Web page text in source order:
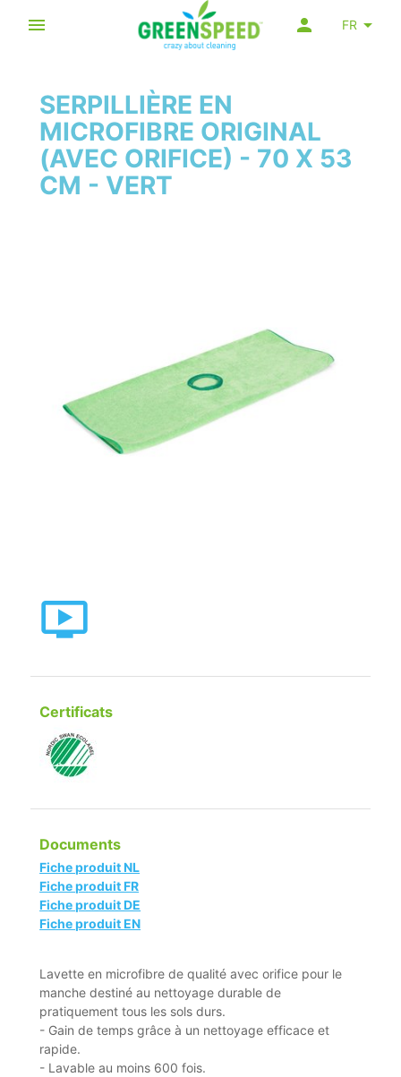
FR
SERPILLIÈRE EN
MICROFIBRE ORIGINAL
(AVEC ORIFICE) - 70 X 53
CM - VERT
Certificats
Documents
Fiche produit NL
Fiche produit FR
Fiche produit DE
Fiche produit EN
Lavette en microfibre de qualité avec orifice pour le
manche destiné au nettoyage durable de
pratiquement tous les sols durs.
- Gain de temps grâce à un nettoyage efficace et
rapide.
- Lavable au moins 600 fois.